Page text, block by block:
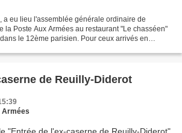
a eu lieu l'assemblée générale ordinaire de
la Poste Aux Armées au restaurant "Le chasséen"
le 12ème parisien. Pour ceux arrivés en
de Reuilly-Diderot
Armées